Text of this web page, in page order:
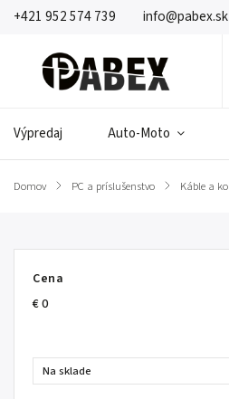
+421 952 574 739 info@pabex.sk
Výpredaj Auto-Moto
Domov / PC a príslušenstvo / Káble a
Cena
€0
Na sklade